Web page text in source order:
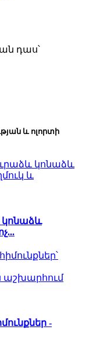
դաս՝
և ոլորտի
կոնաձև
-